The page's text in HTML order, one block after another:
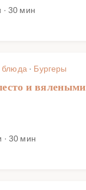
· 30 мин
· Бургеры
и вялеными
· 30 мин